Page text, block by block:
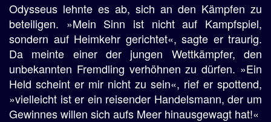
Odysseus lehnte es ab, sich an den Kämpfen zu
beteiligen. »Mein Sinn ist nicht auf Kampfspiel,
sondern auf Heimkehr gerichtet«, sagte er traurig.
Da meinte einer der jungen Wettkämpfer, den
unbekannten Fremdling verhöhnen zu dürfen. »Ein
Held scheint er mir nicht zu sein«, rief er spottend,
»vielleicht ist er ein reisender Handelsmann, der um
Gewinnes willen sich aufs Meer hinausgewagt hat!«